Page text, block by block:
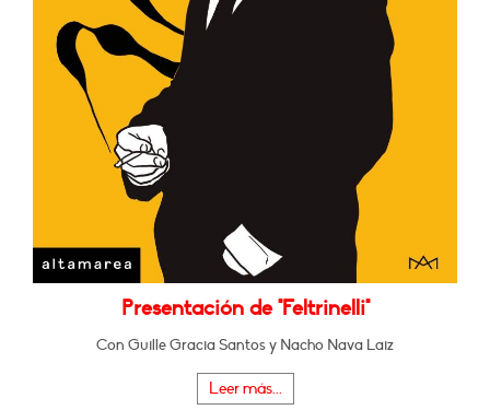
Presentación de "Feltrinelli"
Con Guille Gracia Santos y Nacho Nava Laiz
Leer más...